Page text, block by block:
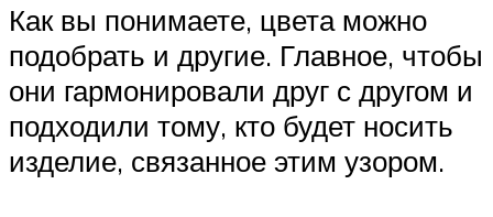
Как вы понимаете, цвета можно
подобрать и другие. Главное, чтобы
они гармонировали друг с другом и
подходили тому, кто будет носить
изделие, связанное этим узором.